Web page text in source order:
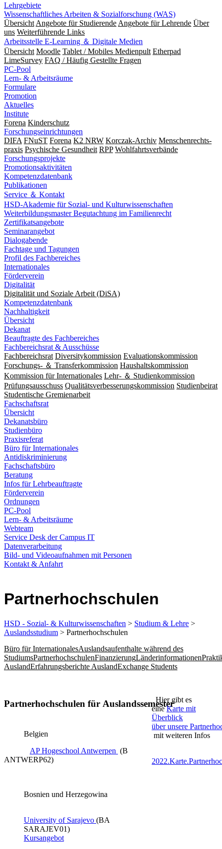
Lehrgebiete
Wissenschaftliches Arbeiten & Sozialforschung (WAS)
Übersicht Angebote für Studierende Angebote für Lehrende Über
uns Weiterführende Links
Arbeitsstelle E-Learning ＆ Digitale Medien
Übersicht Moodle Tablet / Mobiles Medienpult Etherpad
LimeSurvey FAQ / Häufig Gestellte Fragen
PC-Pool
Lern- & Arbeitsräume
Formulare
Promotion
Aktuelles
Institute
Forena Kinderschutz
Forschungseinrichtungen
DIFA FNuST Forena K2 NRW Korczak-Archiv Men­schen­rechts­
praxis Psy­chische Gesund­heit RPP Wohlfahrts­verbände
Forschungsprojekte
Promotionsaktivitäten
Kompetenzdatenbank
Publikationen
Service ＆ Kontakt
HSD-Akademie für Sozial- und Kulturwissenschaften
Weiterbildungsmaster Begutachtung im Familienrecht
Zertifikatsangebote
Seminarangebot
Dialogabende
Fachtage und Tagungen
Profil des Fachbereiches
Internationales
Förderverein
Digitalität
Digitalität und Soziale Arbeit (DiSA)
Kompetenzdatenbank
Nachhaltigkeit
Übersicht
Dekanat
Beauftragte des Fachbereiches
Fachbereichsrat & Ausschüsse
Fachbereichsrat Diversitykommission Evaluationskommission
Forschungs- ＆ Transferkommission Haushaltskommission
Kommission für Internationales Lehr- ＆ Studienkommission
Prüfungsausschuss Qualitätsverbesserungskommission Studienbeirat
Studentische Gremienarbeit
Fachschaftsrat
Übersicht
Dekanatsbüro
Studienbüro
Praxisreferat
Büro für Internationales
Antidiskriminierung
Fachschaftsbüro
Beratung
Infos für Lehrbeauftragte
Förderverein
Ordnungen
PC-Pool
Lern- & Arbeitsräume
Webteam
Service Desk der Campus IT
Datenverarbeitung
Bild- und Videoaufnahmen mit Personen
Kontakt & Anfahrt
Partnerhochschulen
HSD - Sozial- & Kulturwissenschaften > Studium & Lehre >
Auslandsstudium > Partnerhochschulen
Büro für InternationalesAuslandsaufenthalte während des
StudiumsPartnerhochschulenFinanzierungLänderinformationen
AuslandErfahrungsberichte AuslandExchange Students
Partnerhochschulen für Auslandssemester
Belgien
AP Hogeschool Antwerpen ​ (B
ANTWERP62)
Bosnien und Herzegowina
University of Sarajevo​ ​ (BA
SARAJEV01​)
Kursangebot​
Hier gibt es
eineKarte mit
Überblick
über unsere
mit weiteren Infos